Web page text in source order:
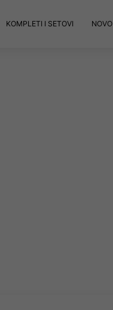
KOMPLETI I SETOVI NOVO